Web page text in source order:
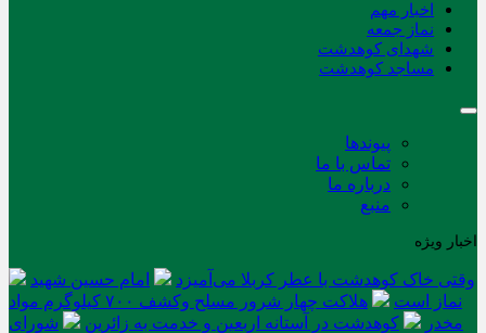
اخبار مهم
نماز جمعه
شهدای کوهدشت
مساجد کوهدشت
پیوندها
تماس با ما
درباره ما
منبع
اخبار ویژه
وقتی خاک کوهدشت با عطر کربلا می‌آمیزد
امام حسین شهید
نماز است
هلاکت چهار شرور مسلح وکشف ۷۰۰ کیلوگرم مواد
مخدر
کوهدشت در آستانه اربعین و خدمت‌ به زائرین
شورای